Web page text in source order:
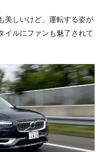
美しいけど、運転する姿が
イルにファンも魅了されて